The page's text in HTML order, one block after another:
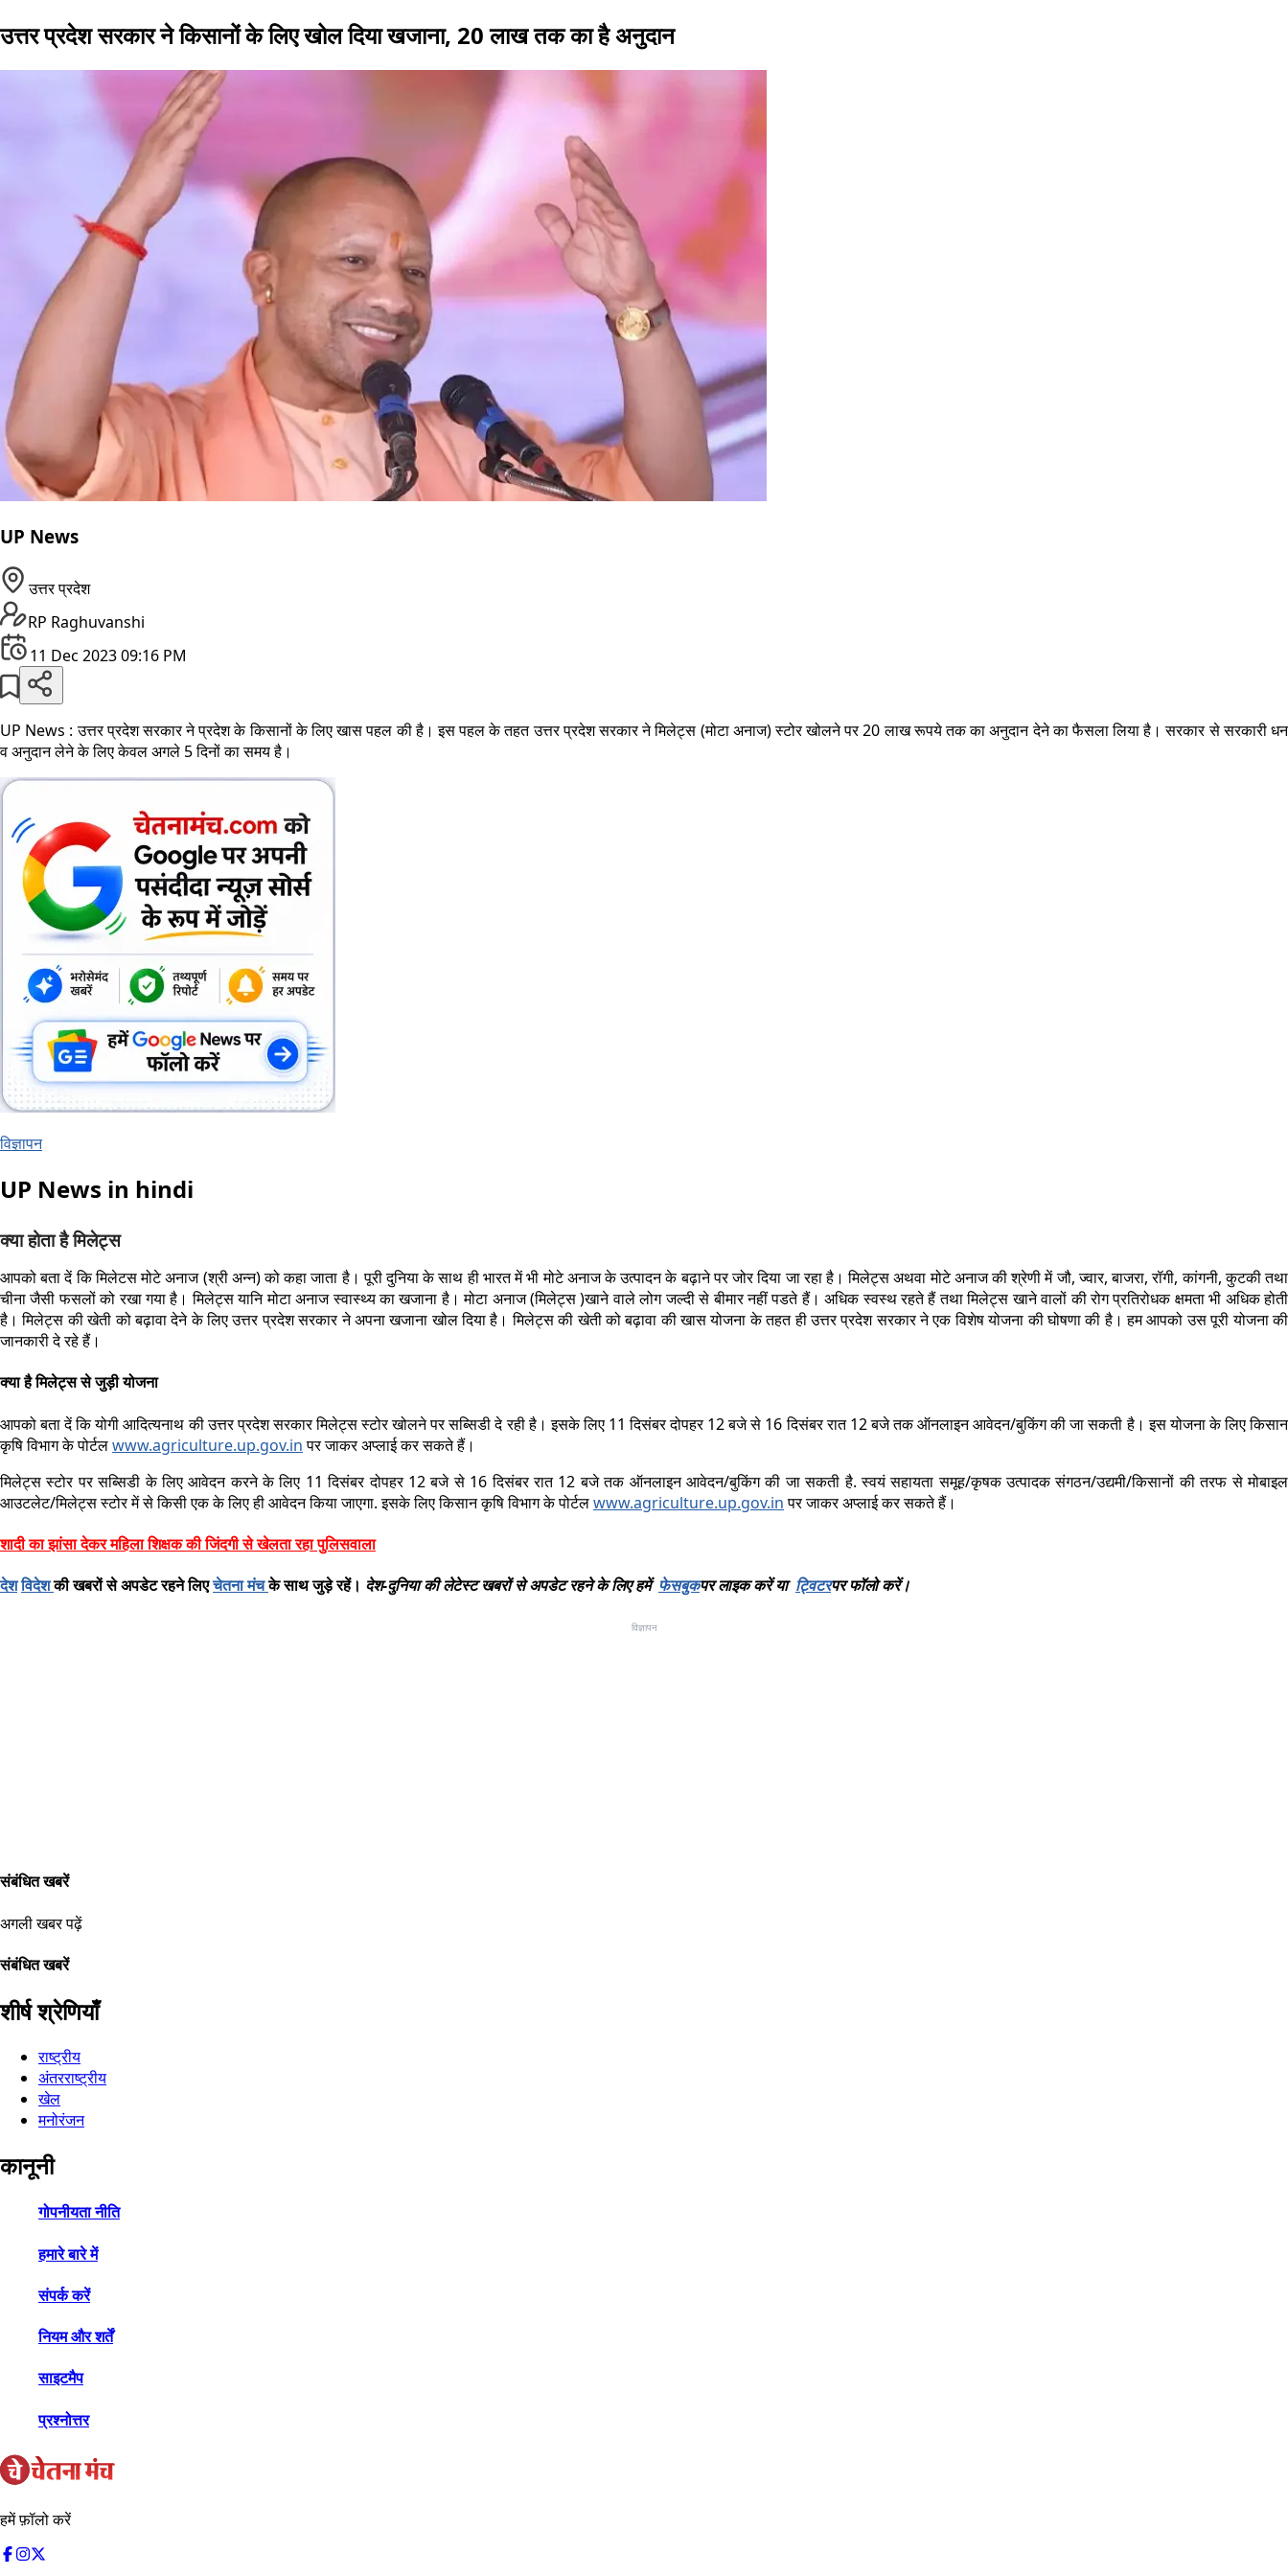
उत्तर प्रदेश सरकार ने किसानों के लिए खोल दिया खजाना, 20 लाख तक का है अनुदान
UP News
उत्तर प्रदेश
RP Raghuvanshi
11 Dec 2023 09:16 PM
UP News : उत्तर प्रदेश सरकार ने प्रदेश के किसानों के लिए खास पहल की है। इस पहल के तहत उत्तर प्रदेश सरकार ने मिलेट्स (मोटा अनाज) स्टोर खोलने पर 20 लाख रूपये तक का अनुदान देने का फैसला लिया है। सरकार से सरकारी धन
व अनुदान लेने के लिए केवल अगले 5 दिनों का समय है।
विज्ञापन
UP News in hindi
क्या होता है मिलेट्स
आपको बता दें कि मिलेटस मोटे अनाज (श्री अन्न) को कहा जाता है। पूरी दुनिया के साथ ही भारत में भी मोटे अनाज के उत्पादन के बढ़ाने पर जोर दिया जा रहा है। मिलेट्स अथवा मोटे अनाज की श्रेणी में जौ, ज्वार, बाजरा, रॉगी, कांगनी, कुटकी तथा
चीना जैसी फसलों को रखा गया है। मिलेट्स यानि मोटा अनाज स्वास्थ्य का खजाना है। मोटा अनाज (मिलेट्स )खाने वाले लोग जल्दी से बीमार नहीं पडते हैं। अधिक स्वस्थ रहते हैं तथा मिलेट्स खाने वालों की रोग प्रतिरोधक क्षमता भी अधिक होती
है। मिलेट्स की खेती को बढ़ावा देने के लिए उत्तर प्रदेश सरकार ने अपना खजाना खोल दिया है। मिलेट्स की खेती को बढ़ावा की खास योजना के तहत ही उत्तर प्रदेश सरकार ने एक विशेष योजना की घोषणा की है। हम आपको उस पूरी योजना की
जानकारी दे रहे हैं।
क्या है मिलेट्स से जुड़ी योजना
आपको बता दें कि योगी आदित्यनाथ की उत्तर प्रदेश सरकार मिलेट्स स्टोर खोलने पर सब्सिडी दे रही है। इसके लिए 11 दिसंबर दोपहर 12 बजे से 16 दिसंबर रात 12 बजे तक ऑनलाइन आवेदन/बुकिंग की जा सकती है। इस योजना के लिए किसान
कृषि विभाग के पोर्टलwww.agriculture.up.gov.inपर जाकर अप्लाई कर सकते हैं।
मिलेट्स स्टोर पर सब्सिडी के लिए आवेदन करने के लिए 11 दिसंबर दोपहर 12 बजे से 16 दिसंबर रात 12 बजे तक ऑनलाइन आवेदन/बुकिंग की जा सकती है. स्वयं सहायता समूह/कृषक उत्पादक संगठन/उद्यमी/किसानों की तरफ से मोबाइल
आउटलेट/मिलेट्स स्टोर में से किसी एक के लिए ही आवेदन किया जाएगा. इसके लिए किसान कृषि विभाग के पोर्टलwww.agriculture.up.gov.inपर जाकर अप्लाई कर सकते हैं।
शादी का झांसा देकर महिला शिक्षक की जिंदगी से खेलता रहा पुलिसवाला
देशविदेशकी खबरों से अपडेट रहने लिएचेतना मंचके साथ जुड़े रहें। देश-दुनिया की लेटेस्ट खबरों से अपडेट रहने के लिए हमें फेसबुकपर लाइक करें या ट्विटरपर फॉलो करें।
विज्ञापन
संबंधित खबरें
अगली खबर पढ़ें
संबंधित खबरें
शीर्ष श्रेणियाँ
राष्ट्रीय
अंतरराष्ट्रीय
खेल
मनोरंजन
कानूनी
गोपनीयता नीति
हमारे बारे में
संपर्क करें
नियम और शर्तें
साइटमैप
प्रश्नोत्तर
हमें फ़ॉलो करें